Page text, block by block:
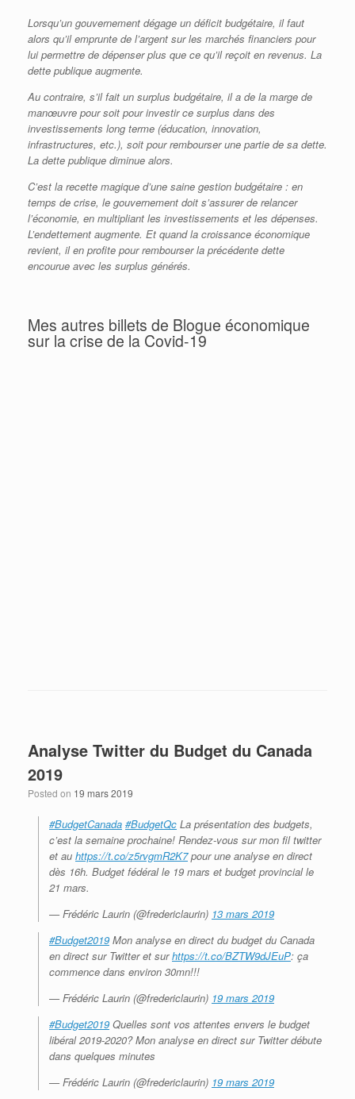
Lorsqu’un gouvernement dégage un déficit budgétaire, il faut
alors qu’il emprunte de l’argent sur les marchés financiers pour
lui permettre de dépenser plus que ce qu’il reçoit en revenus. La
dette publique augmente.
Au contraire, s’il fait un surplus budgétaire, il a de la marge de
manœuvre pour soit pour investir ce surplus dans des
investissements long terme (éducation, innovation,
infrastructures, etc.), soit pour rembourser une partie de sa dette.
La dette publique diminue alors.
C’est la recette magique d’une saine gestion budgétaire : en
temps de crise, le gouvernement doit s’assurer de relancer
l’économie, en multipliant les investissements et les dépenses.
L’endettement augmente. Et quand la croissance économique
revient, il en profite pour rembourser la précédente dette
encourue avec les surplus générés.
Mes autres billets de Blogue économique
sur la crise de la Covid-19
Analyse Twitter du Budget du Canada
2019
Posted on 19 mars 2019
#BudgetCanada #BudgetQc La présentation des budgets,
c’est la semaine prochaine! Rendez-vous sur mon fil twitter
et au https://t.co/z5rvgmR2K7pour une analyse en direct
dès 16h. Budget fédéral le 19 mars et budget provincial le
21 mars.
— Frédéric Laurin (@fredericlaurin) 13 mars 2019
#Budget2019 Mon analyse en direct du budget du Canada
en direct sur Twitter et surhttps://t.co/BZTW9dJEuP: ça
commence dans environ 30mn!!!
— Frédéric Laurin (@fredericlaurin) 19 mars 2019
#Budget2019 Quelles sont vos attentes envers le budget
libéral 2019-2020? Mon analyse en direct sur Twitter débute
dans quelques minutes
— Frédéric Laurin (@fredericlaurin) 19 mars 2019